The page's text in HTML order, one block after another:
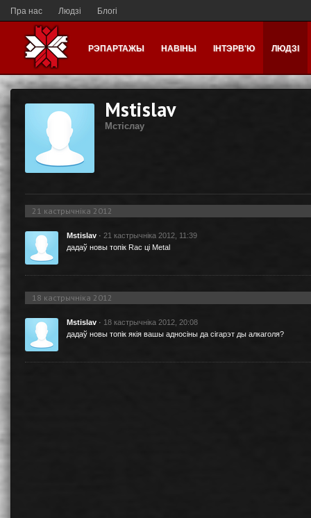
Пра нас Людзі Блогі
РЭПАРТАЖЫ НАВІНЫ ІНТЭРВ'Ю ЛЮДЗІ
Mstislav
Мстiслау
21 кастрычніка 2012
Mstislav · 21 кастрычніка 2012, 11:39
дадаў новы топік Rac цi Metal
18 кастрычніка 2012
Mstislav · 18 кастрычніка 2012, 20:08
дадаў новы топік якiя вашы адносiны да сiгарэт ды алкаголя?